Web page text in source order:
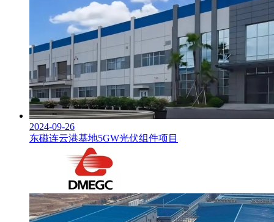
2024-09-26
东磁连云港基地5GW光伏组件项目